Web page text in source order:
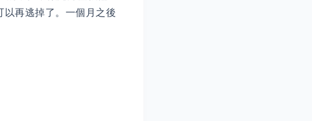
再逃掉了。一個月之後